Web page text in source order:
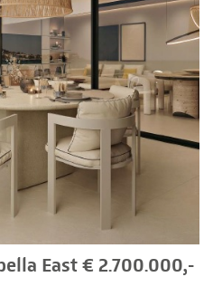
East € 2.700.000,-